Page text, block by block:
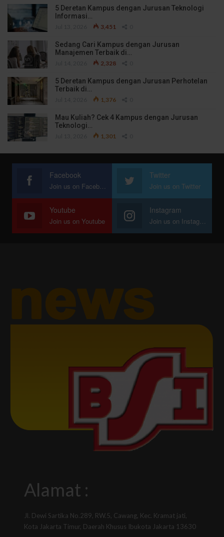
5 Deretan Kampus dengan Jurusan Teknologi
Informasi…
3,451
Sedang Cari Kampus dengan Jurusan
Manajemen Terbaik di…
2,328
5 Deretan Kampus dengan Jurusan Perhotelan
Terbaik di…
1,376
Mau Kuliah? Cek 4 Kampus dengan Jurusan
Teknologi…
1,301
Facebook
Join us on Facebook
Twitter
Join us on Twitter
Youtube
Join us on Youtube
Instagram
Join us on Instagram
Alamat :
Jl. Dewi Sartika No.289, RW.5, Cawang, Kec. Kramat jati,
Kota Jakarta Timur, Daerah Khusus Ibukota Jakarta 13630